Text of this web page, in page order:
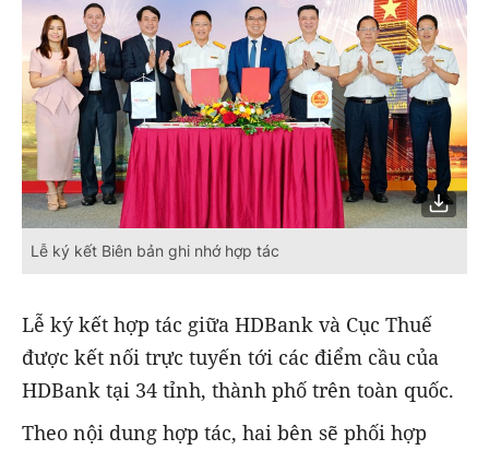
Lễ ký kết Biên bản ghi nhớ hợp tác
Lễ ký kết hợp tác giữa HDBank và Cục Thuế
được kết nối trực tuyến tới các điểm cầu của
HDBank tại 34 tỉnh, thành phố trên toàn quốc.
Theo nội dung hợp tác, hai bên sẽ phối hợp